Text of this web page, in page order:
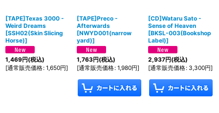
[TAPE]Texas 3000 -
Weird Dreams
[SSH02(Skin Slicing
Horse)]
1,469円(税込)
[通常販売価格: 1,650円]
[TAPE]Preco -
Afterwards
[NWYD001(narrow
yard)]
1,763円(税込)
[通常販売価格: 1,980円]
[CD]Wataru Sato -
Sense of Heaven
[BKSL-003(Bookshop
Label)]
2,937円(税込)
[通常販売価格: 3,300円]